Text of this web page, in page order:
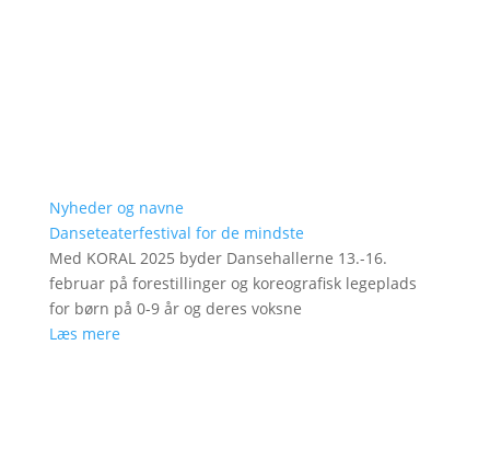
Nyheder og navne
Danseteaterfestival for de mindste
Med KORAL 2025 byder Dansehallerne 13.-16.
februar på forestillinger og koreografisk legeplads
for børn på 0-9 år og deres voksne
Læs mere